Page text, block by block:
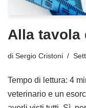
Alla tavola
di Sergio Cristoni
Tempo di lettura: 4
veterinario e un